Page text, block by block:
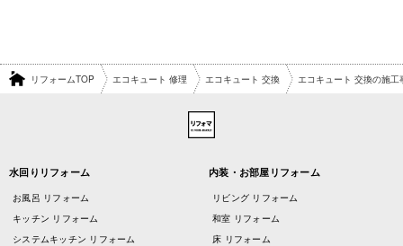
リフォームTOP エコキュート 修理 エコキュート 交換 エコキュート 交換の施工
水回りリフォーム
お風呂 リフォーム
キッチン リフォーム
システムキッチン リフォーム
内装・お部屋リフォーム
リビング リフォーム
和室 リフォーム
床 リフォーム